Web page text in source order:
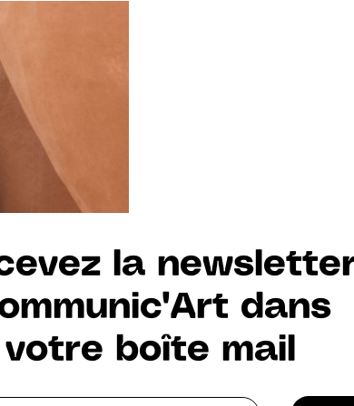
le
la
la
dans
votre boîte mail